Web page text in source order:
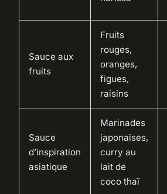
Sauce aux
fruits
Fruits
rouges,
oranges,
figues,
raisins
Sauce
d’inspiration
asiatique
Marinades
japonaises,
curry au
lait de
coco thaï